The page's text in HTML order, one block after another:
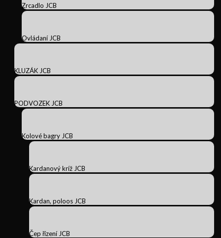
Zrcadlo JCB
Ovládaní JCB
KLUZÁK JCB
PODVOZEK JCB
Kolové bagry JCB
Kardanový kríž JCB
Kardan, poloos JCB
Čep řízení JCB